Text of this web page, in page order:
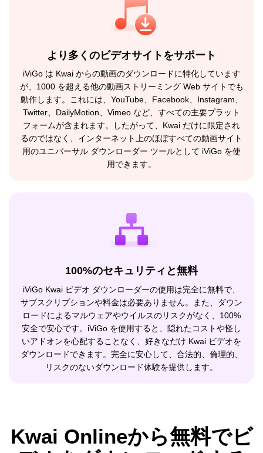
より多くのビデオサイトをサポート
iViGo は Kwai からの動画のダウンロードに特化しています
が、1000 を超える他の動画ストリーミング Web サイトでも
動作します。これには、YouTube、Facebook、Instagram、
Twitter、DailyMotion、Vimeo など、すべての主要プラット
フォームが含まれます。したがって、Kwai だけに限定され
るのではなく、インターネット上のほぼすべての動画サイト
用のユニバーサル ダウンローダー ツールとして iViGo を使
用できます。
100%のセキュリティと無料
iViGo Kwai ビデオ ダウンローダーの使用は完全に無料で、
サブスクリプションや料金は必要ありません。また、ダウン
ロードによるマルウェアやウイルスのリスクがなく、100%
安全で安心です。iViGo を使用すると、隠れたコストや怪し
いアドオンを心配することなく、好きなだけ Kwai ビデオを
ダウンロードできます。完全に安心して、合法的、倫理的、
リスクのないダウンロード体験を提供します。
Kwai Onlineから無料でビ